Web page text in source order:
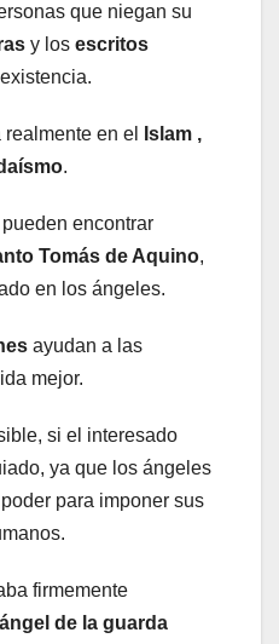
que niegan su
y los escritos
en el
Islam ,
.
encontrar
Tomás de Aquino,
en los ángeles.
ayudan a las
mejor.
si el interesado
ya que los ángeles
para imponer sus
firmemente
ángel de la guarda